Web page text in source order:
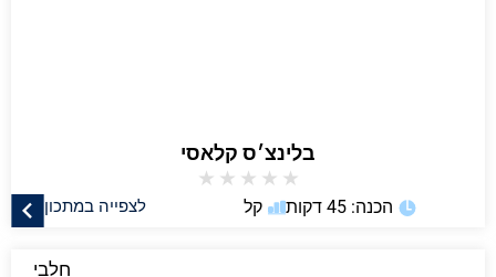
בלינצ׳ס קלאסי
★
★
★
★
★
לצפייה במתכון הכנה: 45 דקות קל
חלבי